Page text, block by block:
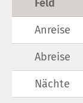
Feld
Anreise
Abreise
Nächte